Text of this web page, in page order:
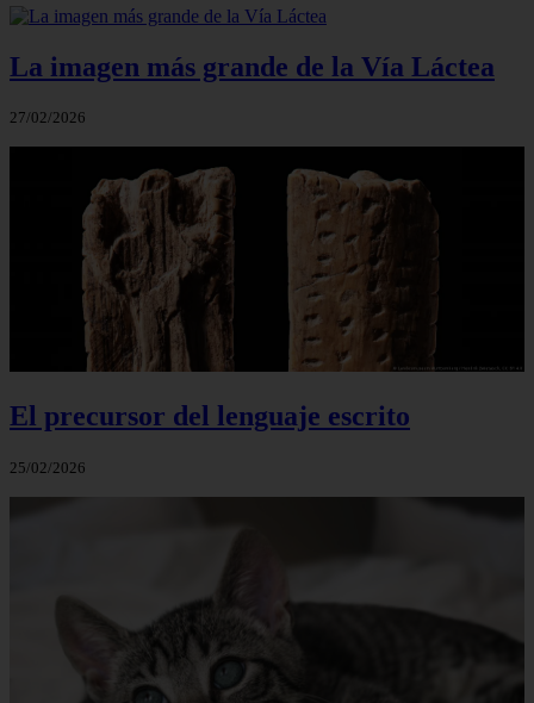
La imagen más grande de la Vía Láctea
27/02/2026
El precursor del lenguaje escrito
25/02/2026